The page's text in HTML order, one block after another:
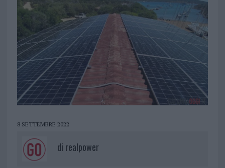
8 SETTEMBRE 2022
di realpower